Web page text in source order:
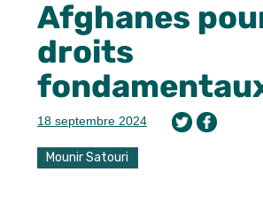
Afghanes
droits
18 septembre 2024
Mounir Satouri